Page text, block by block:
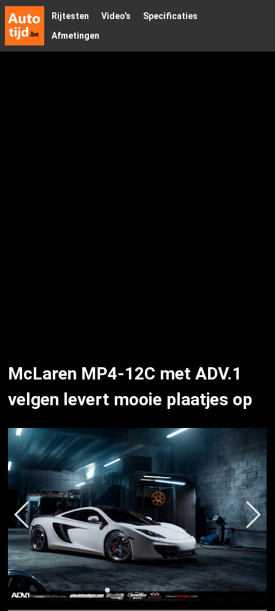
Rijtesten Video's
Specificaties
Afmetingen
McLaren MP4-12C met ADV.1
velgen levert mooie plaatjes op